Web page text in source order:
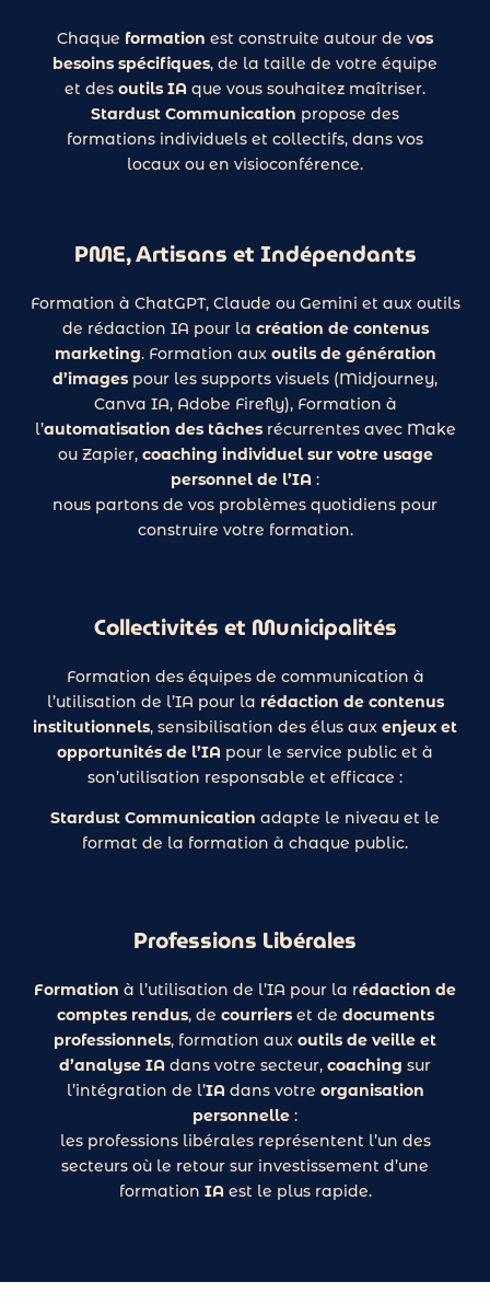
Chaque formation est construite autour de vos
besoins spécifiques, de la taille de votre équipe
et des outils IA que vous souhaitez maîtriser.
Stardust Communication propose des
formations individuels et collectifs, dans vos
locaux ou en visioconférence.
PME, Artisans et Indépendants
Formation à ChatGPT, Claude ou Gemini et aux outils
de rédaction IA pour la création de contenus
marketing. Formation aux outils de génération
d’images pour les supports visuels (Midjourney,
Canva IA, Adobe Firefly), Formation à
l’automatisation des tâchesrécurrentes avec Make
ou Zapier, coaching individuel sur votre usage
personnel de l’IA :
nous partons de vos problèmes quotidiens pour
construire votre formation.
Collectivités et Municipalités
Formation des équipes de communication à
l’utilisation de l’IA pour la rédaction de contenus
institutionnels, sensibilisation des élus aux enjeux et
opportunités de l’IA pour le service public et à
son’utilisation responsable et efficace :
Stardust Communication adapte le niveau et le
format de la formation à chaque public.
Professions Libérales
Formation à l’utilisation de l’IA pour la rédaction de
comptes rendus, de courrierset de documents
professionnels, formation aux outils de veille et
d’analyse IA dans votre secteur, coaching sur
l’intégration de l’IA dans votre organisation
personnelle :
les professions libérales représentent l’un des
secteurs où le retour sur investissement d’une
formation IA est le plus rapide.
Bonjour ! Je suis Cerebro, le super assistant de
Stardust Communication.
Comment puis-je vous aider ?